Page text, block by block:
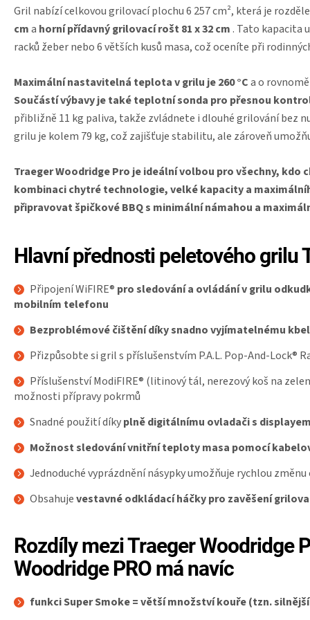
Gril nabízí celkovou grilovací plochu 6 257 cm², která je
cma horní přídavný grilovací rošt 81 x 32 cm . Tato kapacita
racků žeber nebo 6 větších kusů masa, což oceníte při
Maximální nastavitelná teplota v grilu je 260 °Ca o
Součástí výbavy je také teplotní sonda pro přesnou
přibližně 11 kg paliva, takže zvládnete i dlouhé grilování bez
grilu je kolem 79 kg, což zajišťuje stabilitu, ale zároveň
Traeger Woodridge Pro je ideální volbou pro všechny, kdo
kombinaci chytré technologie, velké kapacity a
připravovat špičkové BBQ s minimální námahou a
Hlavní přednosti peletového grilu
Připojení WiFIRE® pro sledování a ovládání v grilu
mobilním telefonu
Bezproblémové čištění díky snadno vyjímatelnému
Přizpůsobte si gril s příslušenstvím P.A.L. Pop-And-Lock®
Příslušenství ModiFIRE® (litinový tál, nerezový koš na
možnosti přípravy pokrmů
Snadné použití díkyplně digitálnímu ovladači s
Možnost sledování vnitřní teploty masa pomocí
Jednoduché vyprázdnění násypky umožňuje rychlou
Obsahujevestavné odkládací háčky pro zavěšení
Rozdíly mezi Traeger Woodridge
Woodridge PRO má navíc
funkci Super Smoke = větší množství kouře (tzn.